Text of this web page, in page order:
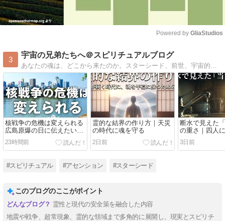
Powered by GliaStudios
3
宇宙の兄弟たちへ＠スピリチュアルブログ
あなたの魂は、どこから来たのか。スターシード、前世、宇宙的な記憶。スピリチュアル作家が書き続けてきた、本当の自分に還るための言葉。明日の見え方が少し変わる、そんなブログ。
核戦争の危機は変えられる
広島原爆の日に伝えたいこ
と
23時間前
霊的な結界の作り方｜天災
の時代に魂を守る
2日前
断水で見えた
の重さ｜四人
を持たない
3日前
#スピリチュアル #アセンション #スターシード
このブログのここがポイント
霊性と現代の安全策を融合した内容
地震や戦争、超常現象、霊的な領域まで多角的に展開し、現実とスピリチ